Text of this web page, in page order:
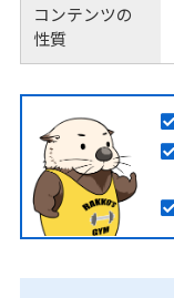
コンテンツの
性質